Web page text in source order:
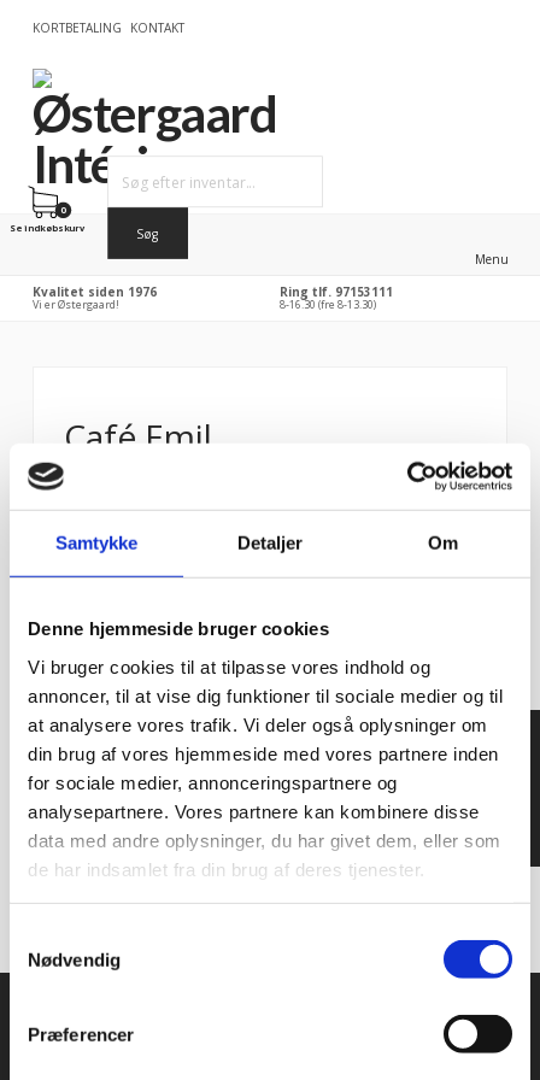
Samtykke Detaljer Om
Denne hjemmeside bruger cookies
Vi bruger cookies til at tilpasse vores indhold og
annoncer, til at vise dig funktioner til sociale medier og til
at analysere vores trafik. Vi deler også oplysninger om
din brug af vores hjemmeside med vores partnere inden
for sociale medier, annonceringspartnere og
analysepartnere. Vores partnere kan kombinere disse
data med andre oplysninger, du har givet dem, eller som
de har indsamlet fra din brug af deres tjenester.
Nødvendig
Præferencer
KORTBETALING KONTAKT
Menu
0
Se indkøbskurv
Kvalitet siden 1976
Vi er Østergaard!
Ring tlf. 97153111
8-16.30 (fre 8-13.30)
Café Emil
Vi har leveret special producerede sofabænke i
cirkelslag, hvor væggen mellem de to sofaer har
ilagt RGB lys i toppen (lys med farveskifte)
Vi er leveringsdygtige i alle former for interiør – i hele landet.